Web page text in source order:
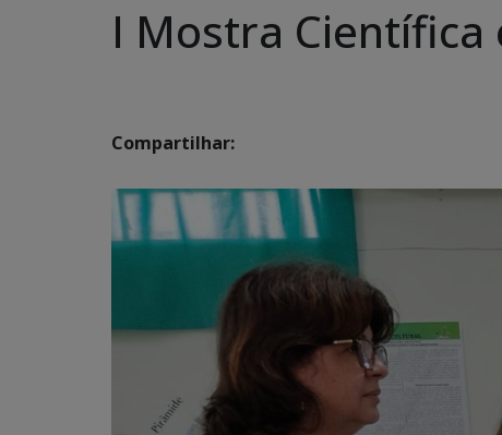
I Mostra Científica
Compartilhar: